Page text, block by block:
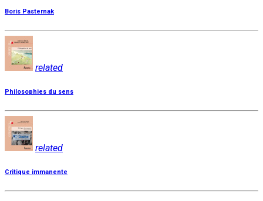
Boris Pasternak
related
Philosophies du sens
related
Critique immanente